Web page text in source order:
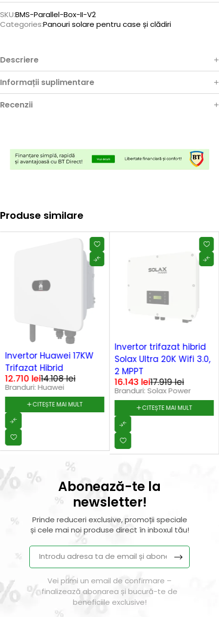
SKU:BMS-Parallel-Box-II-V2
Categories:Panouri solare pentru case și clădiri
Descriere
Informații suplimentare
Recenzii
Produse similare
Invertor Huawei 17KW
Trifazat Hibrid
14.108lei
12.710 lei
Branduri:Huawei
CITEȘTE MAI MULT
Invertor trifazat hibrid
Solax Ultra 20K Wifi 3.0,
2 MPPT
17.919lei
16.143 lei
Branduri:Solax Power
CITEȘTE MAI MULT
Abonează-te la
newsletter!
Prinde reduceri exclusive, promoții speciale
și cele mai noi produse direct în inboxul tău!
Vei primi un email de confirmare –
finalizează abonarea și bucură-te de
beneficiile exclusive!